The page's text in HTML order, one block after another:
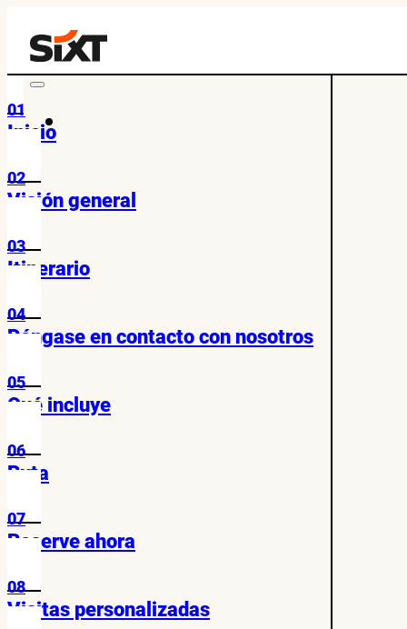
01
Inicio
02
Visión general
03
Itinerario
04
Póngase en contacto con nosotros
05
Qué incluye
06
Ruta
07
Reserve ahora
08
Visitas personalizadas